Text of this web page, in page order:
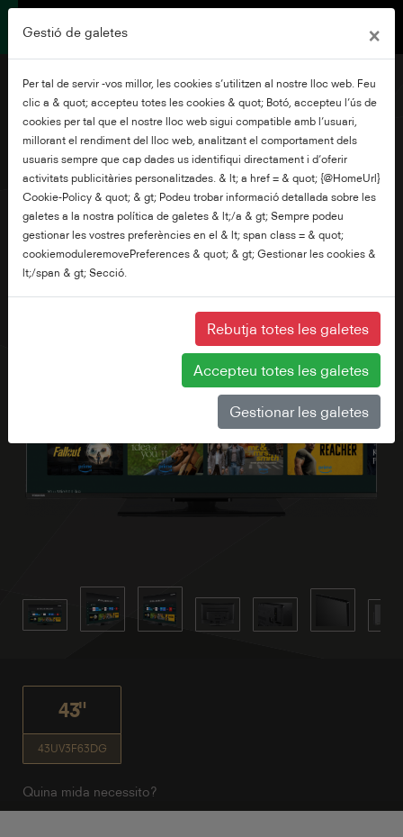
43" 4K UHD VIDAA TV
43"
43UV3F63DG
Quina mida necessito?
Gestió de galetes ×
Per tal de servir -vos millor, les cookies s’utilitzen al nostre lloc web. Feu
clic a & quot; accepteu totes les cookies & quot; Botó, accepteu l’ús de
cookies per tal que el nostre lloc web sigui compatible amb l’usuari,
millorant el rendiment del lloc web, analitzant el comportament dels
usuaris sempre que cap dades us identifiqui directament i d’oferir
activitats publicitàries personalitzades. & lt; a href = & quot; {@HomeUrl}
Cookie-Policy & quot; & gt; Podeu trobar informació detallada sobre les
galetes a la nostra política de galetes & lt;/a & gt; Sempre podeu
gestionar les vostres preferències en el & lt; span class = & quot;
cookiemoduleremovePreferences & quot; & gt; Gestionar les cookies &
lt;/span & gt; Secció.
Rebutja totes les galetes
Accepteu totes les galetes
Gestionar les galetes